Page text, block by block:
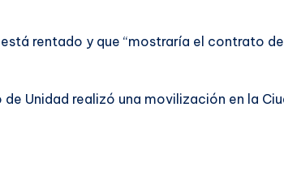
rentado y que “mostraría el contrato
Unidad realizó una movilización en la